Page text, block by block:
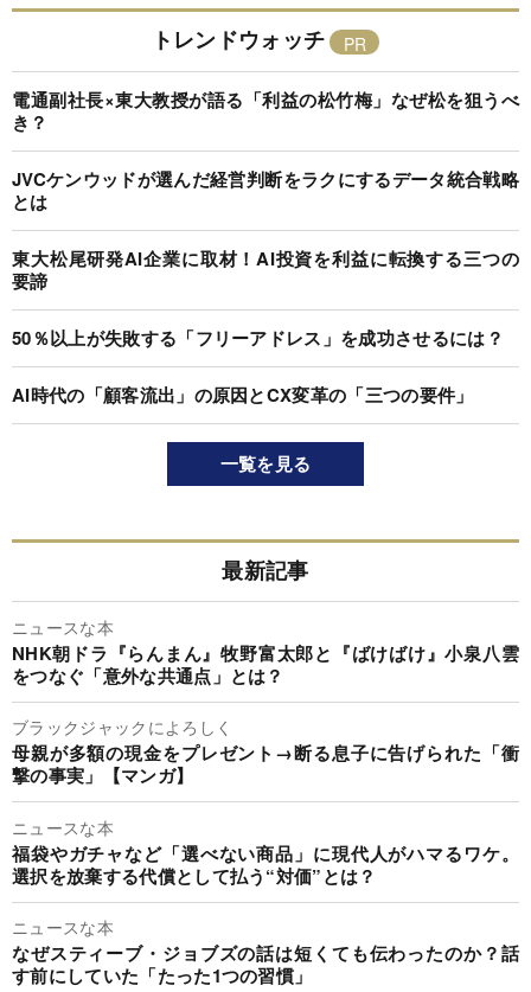
トレンドウォッチ
電通副社長×東大教授が語る「利益の松竹梅」なぜ松を狙うべ
き？
JVCケンウッドが選んだ経営判断をラクにするデータ統合戦略
とは
東大松尾研発AI企業に取材！AI投資を利益に転換する三つの
要諦
50％以上が失敗する「フリーアドレス」を成功させるには？
AI時代の「顧客流出」の原因とCX変革の「三つの要件」
一覧を見る
最新記事
ニュースな本
NHK朝ドラ『らんまん』牧野富太郎と『ばけばけ』小泉八雲
をつなぐ「意外な共通点」とは？
ブラックジャックによろしく
母親が多額の現金をプレゼント→断る息子に告げられた「衝
撃の事実」【マンガ】
ニュースな本
福袋やガチャなど「選べない商品」に現代人がハマるワケ。
選択を放棄する代償として払う“対価”とは？
ニュースな本
なぜスティーブ・ジョブズの話は短くても伝わったのか？話
す前にしていた「たった1つの習慣」